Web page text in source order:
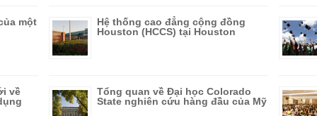
một
về
Hệ thống cao đẳng cộng đồng
Houston (HCCS) tại Houston
Tổng quan về Đại học Colorado
State nghiên cứu hàng đầu của Mỹ